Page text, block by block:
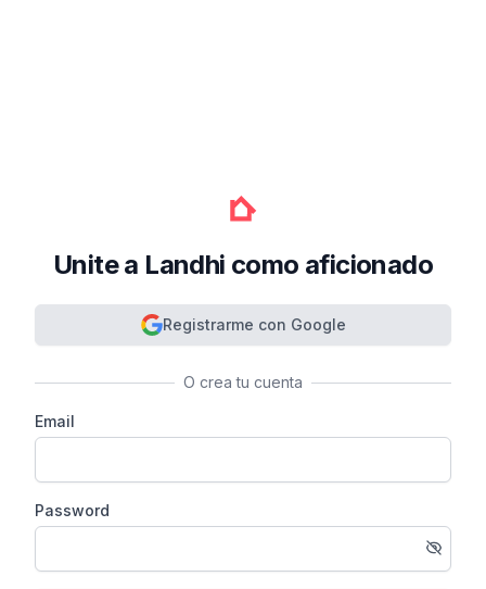
Unite a Landhi como aficionado
Registrarme con Google
O crea tu cuenta
Email
Password